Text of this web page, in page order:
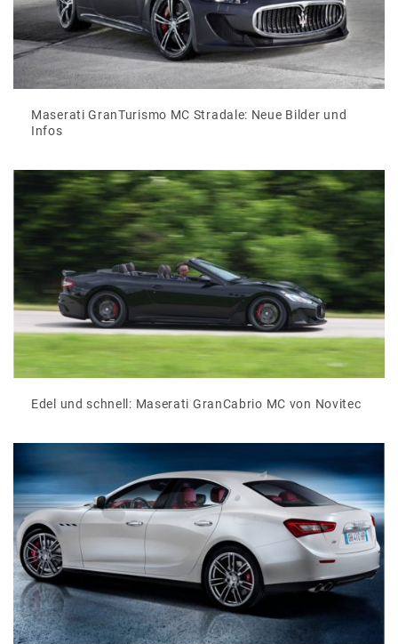
Maserati GranTurismo MC Stradale: Neue Bilder und
Infos
Edel und schnell: Maserati GranCabrio MC von Novitec